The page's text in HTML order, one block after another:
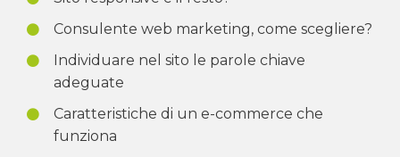
Consulente web marketing, come scegliere?
Individuare nel sito le parole chiave
adeguate
Caratteristiche di un e-commerce che
funziona